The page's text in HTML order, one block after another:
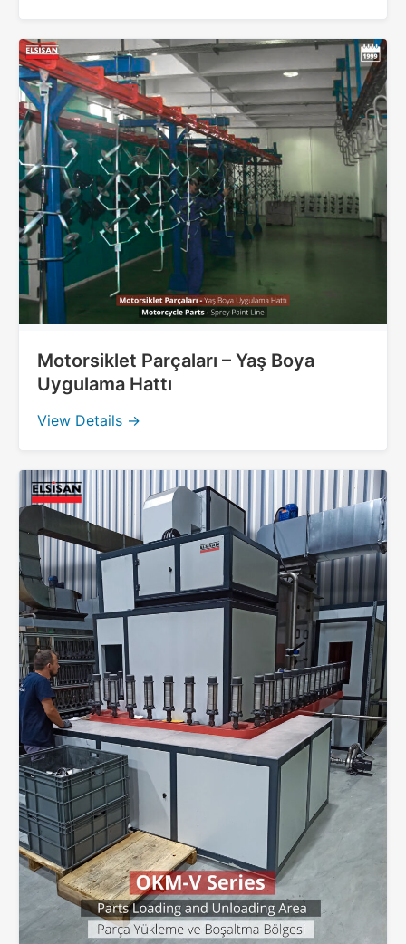
Motorsiklet Parçaları – Yaş Boya
Uygulama Hattı
View Details →